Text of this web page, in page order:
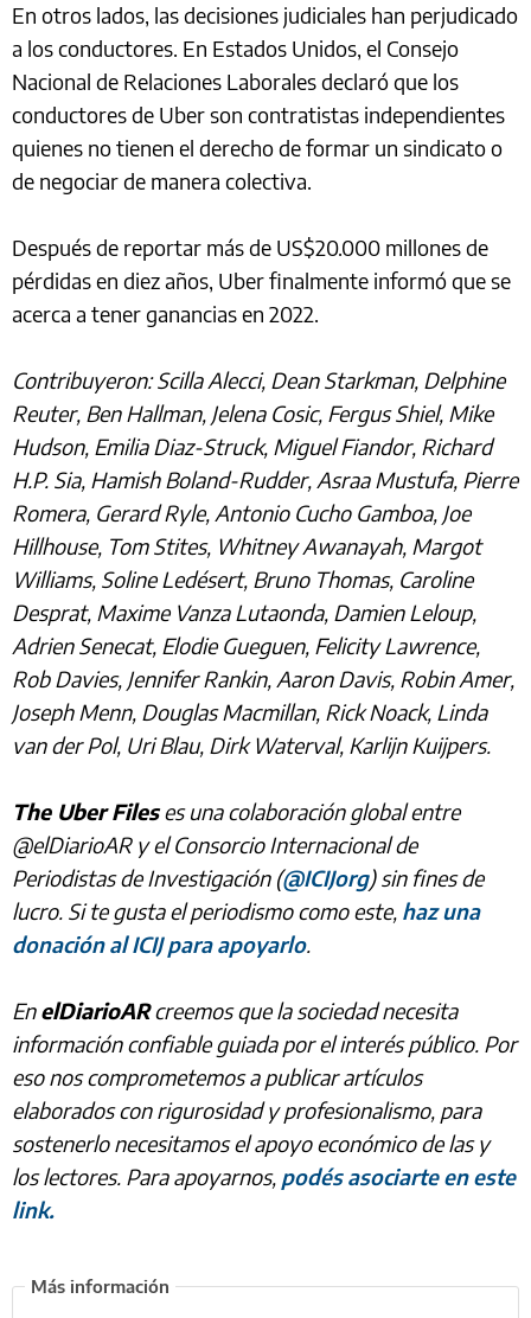
En otros lados, las decisiones judiciales han perjudicado
a los conductores. En Estados Unidos, el Consejo
Nacional de Relaciones Laborales declaró que los
conductores de Uber son contratistas independientes
quienes no tienen el derecho de formar un sindicato o
de negociar de manera colectiva.
Después de reportar más de US$20.000 millones de
pérdidas en diez años, Uber finalmente informó que se
acerca a tener ganancias en 2022.
Contribuyeron: Scilla Alecci, Dean Starkman, Delphine
Reuter, Ben Hallman, Jelena Cosic, Fergus Shiel, Mike
Hudson, Emilia Diaz-Struck, Miguel Fiandor, Richard
H.P. Sia, Hamish Boland-Rudder, Asraa Mustufa, Pierre
Romera, Gerard Ryle, Antonio Cucho Gamboa, Joe
Hillhouse, Tom Stites, Whitney Awanayah, Margot
Williams, Soline Ledésert, Bruno Thomas, Caroline
Desprat, Maxime Vanza Lutaonda, Damien Leloup,
Adrien Senecat, Elodie Gueguen, Felicity Lawrence,
Rob Davies, Jennifer Rankin, Aaron Davis, Robin Amer,
Joseph Menn, Douglas Macmillan, Rick Noack, Linda
van der Pol, Uri Blau, Dirk Waterval, Karlijn Kuijpers.
The Uber Fileses una colaboración global entre
@elDiarioAR y el Consorcio Internacional de
Periodistas de Investigación (@ICIJorg) sin fines de
lucro. Si te gusta el periodismo como este, haz una
donación al ICIJ para apoyarlo.
EnelDiarioARcreemos que la sociedad necesita
información confiable guiada por el interés público. Por
eso nos comprometemos a publicar artículos
elaborados con rigurosidad y profesionalismo, para
sostenerlo necesitamos el apoyo económico de las y
los lectores. Para apoyarnos, podés asociarte en este
link.